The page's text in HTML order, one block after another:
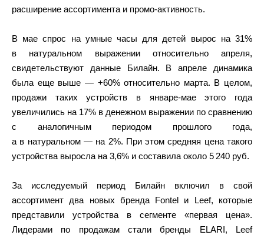
расширение ассортимента и промо-активность.
В мае спрос на умные часы для детей вырос на 31%
в натуральном выражении относительно апреля,
свидетельствуют данные Билайн. В апреле динамика
была еще выше — +60% относительно марта. В целом,
продажи таких устройств в январе-мае этого года
увеличились на 17% в денежном выражении по сравнению
с аналогичным периодом прошлого года,
а в натуральном — на 2%. При этом средняя цена такого
устройства выросла на 3,6% и составила около 5 240 руб.
За исследуемый период Билайн включил в свой
ассортимент два новых бренда Fontel и Leef, которые
представили устройства в сегменте «первая цена».
Лидерами по продажам стали бренды ELARI, Leef